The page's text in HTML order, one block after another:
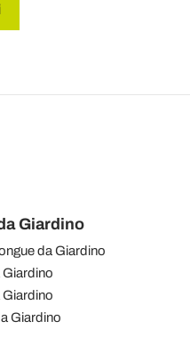
Giardino
da Giardino
Giardino
Giardino
Giardino